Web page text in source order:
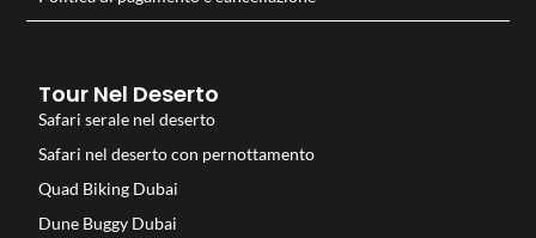
Tour Nel Deserto
Safari serale nel deserto
Safari nel deserto con pernottamento
Quad Biking Dubai
Dune Buggy Dubai